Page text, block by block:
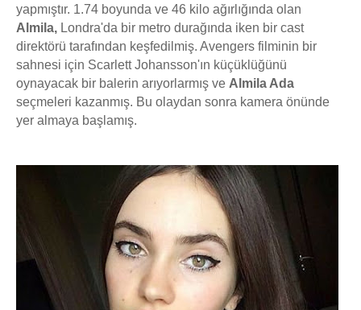
yapmıştır. 1.74 boyunda ve 46 kilo ağırlığında olan
Almila, Londra'da bir metro durağında iken bir cast
direktörü tarafından keşfedilmiş. Avengers filminin bir
sahnesi için Scarlett Johansson'ın küçüklüğünü
oynayacak bir balerin arıyorlarmış ve Almila Ada
seçmeleri kazanmış. Bu olaydan sonra kamera önünde
yer almaya başlamış.